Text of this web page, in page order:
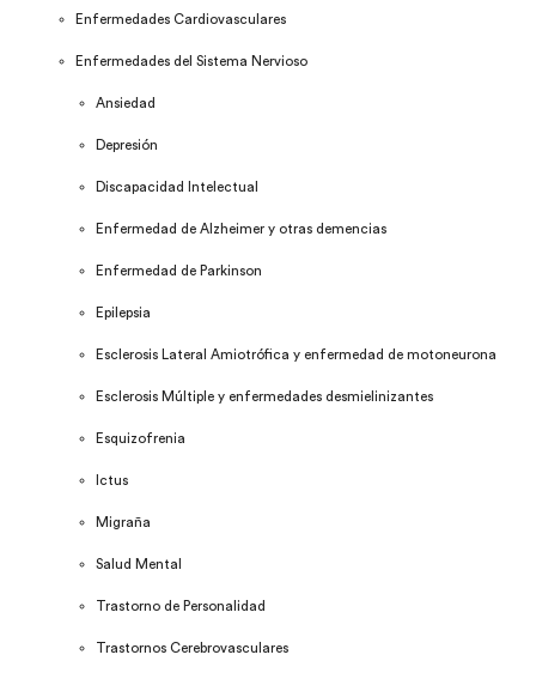
Enfermedades Cardiovasculares
Enfermedades del Sistema Nervioso
Ansiedad
Depresión
Discapacidad Intelectual
Enfermedad de Alzheimer y otras demencias
Enfermedad de Parkinson
Epilepsia
Esclerosis Lateral Amiotrófica y enfermedad de motoneurona
Esclerosis Múltiple y enfermedades desmielinizantes
Esquizofrenia
Ictus
Migraña
Salud Mental
Trastorno de Personalidad
Trastornos Cerebrovasculares